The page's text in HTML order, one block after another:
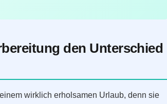
den Unterschied
wirklich erholsamen Urlaub, denn sie